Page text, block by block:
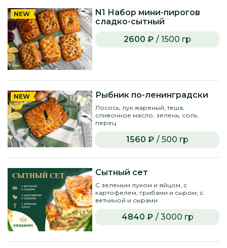
NEW
N1 Набор мини-пирогов
сладко-сытный
2600 ₽ / 1500 гр
NEW Рыбник по-ленинградски
Лосось, лук жареный, теша,
сливочное масло, зелень, соль,
перец
1560 ₽ / 500 гр
Сытный сет
С зеленым луком и яйцом, с
картофелем, грибами и сыром, с
ветчиной и сырами
4840 ₽ / 3000 гр